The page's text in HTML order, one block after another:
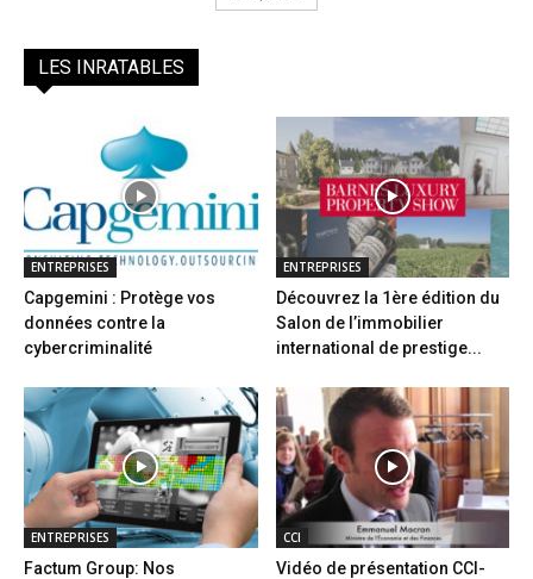
LES INRATABLES
ENTREPRISES
Capgemini : Protège vos
données contre la
cybercriminalité
ENTREPRISES
Découvrez la 1ère édition du
Salon de l’immobilier
international de prestige...
ENTREPRISES
Factum Group: Nos
CCI
Vidéo de présentation CCI-